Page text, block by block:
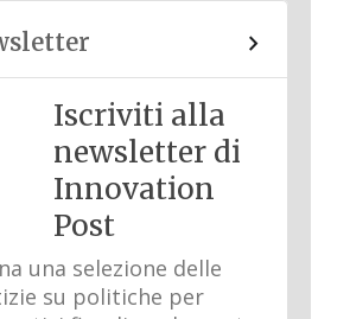
Iscriviti alla
newsletter di
Innovation
Post
una selezione delle
su politiche per